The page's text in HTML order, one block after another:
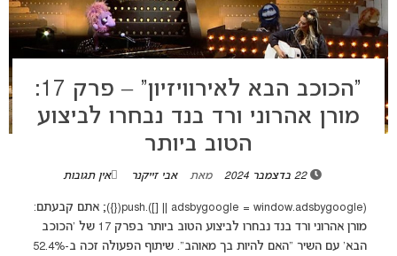
“הכוכב הבא לאירוויזיון” – פרק 17:
מורן אהרוני ורד בנד נבחרו לביצוע
הטוב ביותר
22 בדצמבר 2024 מאת אבי זייקנר אין תגובות
(adsbygoogle = window.adsbygoogle || []).push({}); אתם קבעתם:
מורן אהרוני ורד בנד נבחרו לביצוע הטוב ביותר בפרק 17 של 'הכוכב
הבא' עם השיר "האם להיות בך מאוהב". שיתוף הפעולה זכה ב-52.4%